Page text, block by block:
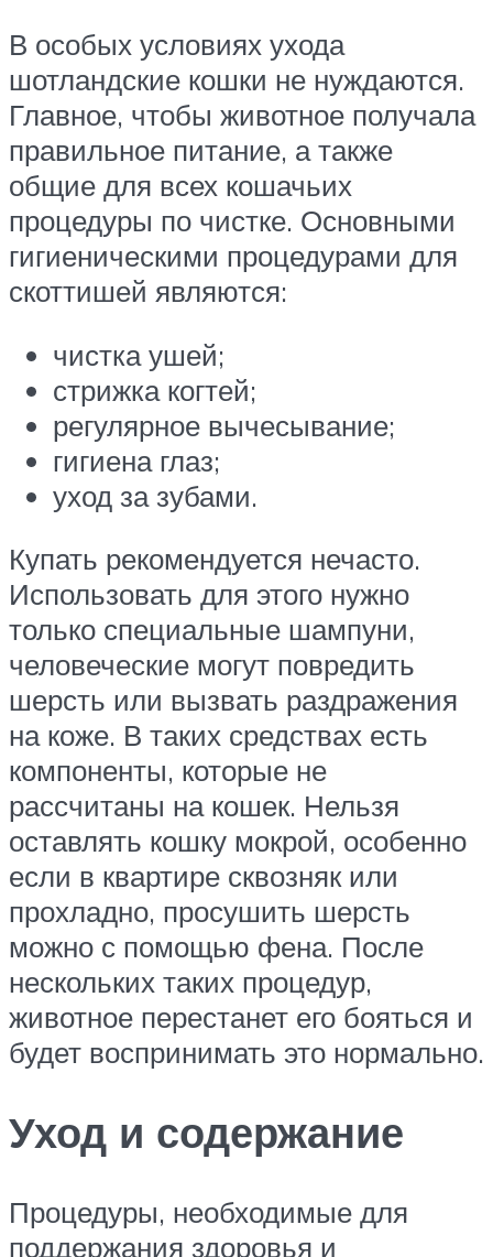
В особых условиях ухода
шотландские кошки не нуждаются.
Главное, чтобы животное получала
правильное питание, а также
общие для всех кошачьих
процедуры по чистке. Основными
гигиеническими процедурами для
скоттишей являются:
чистка ушей;
стрижка когтей;
регулярное вычесывание;
гигиена глаз;
уход за зубами.
Купать рекомендуется нечасто.
Использовать для этого нужно
только специальные шампуни,
человеческие могут повредить
шерсть или вызвать раздражения
на коже. В таких средствах есть
компоненты, которые не
рассчитаны на кошек. Нельзя
оставлять кошку мокрой, особенно
если в квартире сквозняк или
прохладно, просушить шерсть
можно с помощью фена. После
нескольких таких процедур,
животное перестанет его бояться и
будет воспринимать это нормально.
Уход и содержание
Процедуры, необходимые для
поддержания здоровья и